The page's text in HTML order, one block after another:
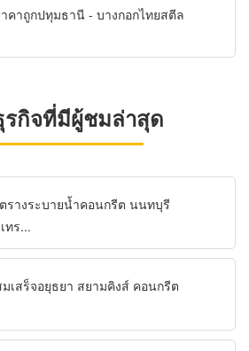
คาถูกปทุมธานี - บางกอกไทยสตีล
กิจที่มีผู้ชมล่าสุด
รางระบายน้ำคอนกรีต นนทบุรี
ทร...
เสร็จอยุธยา สยามคิงส์ คอนกรีต